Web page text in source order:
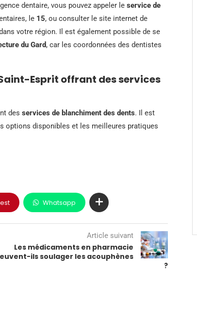
dentaire, vous pouvez appeler le service de
le 15, ou consulter le site internet de
votre région. Il est également possible de se
du Gard, car les coordonnées des dentistes
Esprit offrant des services
des services de blanchiment des dents. Il est
options disponibles et les meilleures pratiques
Whatsapp
Article suivant
Les médicaments en pharmacie
ils soulager les acouphènes
?